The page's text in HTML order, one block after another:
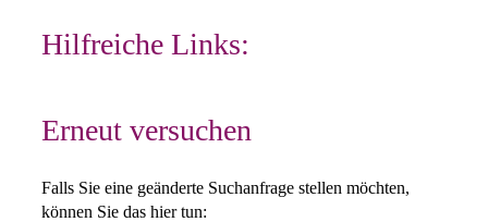
Hilfreiche Links:
Erneut versuchen
Falls Sie eine geänderte Suchanfrage stellen möchten,
können Sie das hier tun: